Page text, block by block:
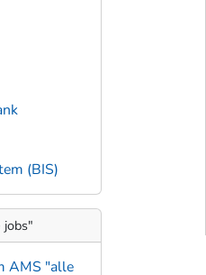
(BIS)
jobs"
AMS "alle